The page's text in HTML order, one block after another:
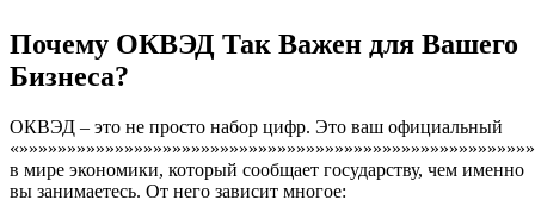
Почему ОКВЭД Так Важен для Вашего
Бизнеса?
ОКВЭД – это не просто набор цифр. Это ваш официальный
в мире экономики, который сообщает государству, чем именно
вы занимаетесь. От него зависит многое: